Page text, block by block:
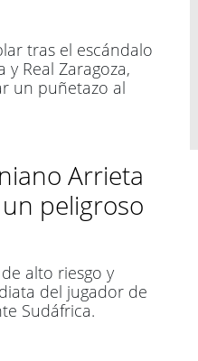
tras el escándalo
Real Zaragoza,
un puñetazo al
Arrieta
peligroso
alto riesgo y
del jugador de
Sudáfrica.